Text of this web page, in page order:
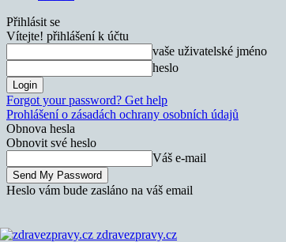
Přihlásit se
Vítejte! přihlášení k účtu
vaše uživatelské jméno
heslo
Forgot your password? Get help
Prohlášení o zásadách ochrany osobních údajů
Obnova hesla
Obnovit své heslo
Váš e-mail
Heslo vám bude zasláno na váš email
zdravezpravy.cz